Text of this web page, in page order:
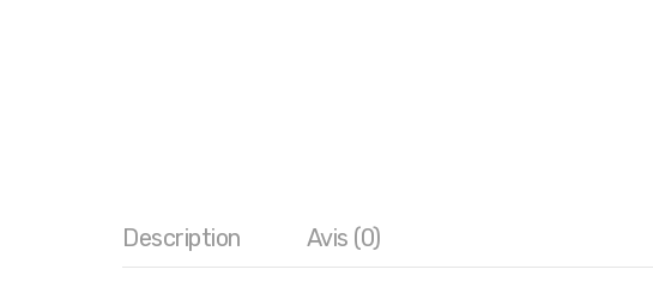
Description Avis (0)